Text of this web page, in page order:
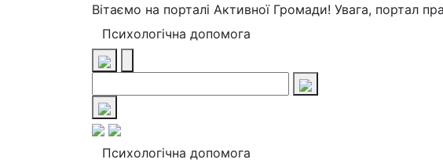
Вітаємо на порталі Активної Громади! Увага, портал
Психологічна допомога
Психологічна допомога